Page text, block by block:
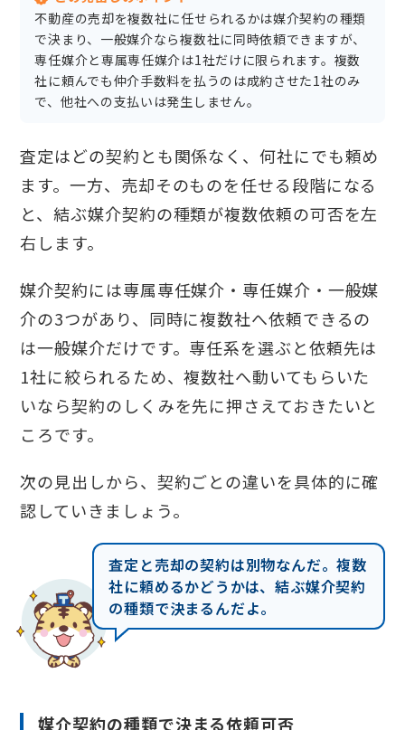
不動産の売却を複数社に任せられるかは媒介契約の種類
で決まり、一般媒介なら複数社に同時依頼できますが、
専任媒介と専属専任媒介は1社だけに限られます。複数
社に頼んでも仲介手数料を払うのは成約させた1社のみ
で、他社への支払いは発生しません。
査定はどの契約とも関係なく、何社にでも頼め
ます。一方、売却そのものを任せる段階になる
と、結ぶ媒介契約の種類が複数依頼の可否を左
右します。
媒介契約には専属専任媒介・専任媒介・一般媒
介の3つがあり、同時に複数社へ依頼できるの
は一般媒介だけです。専任系を選ぶと依頼先は
1社に絞られるため、複数社へ動いてもらいた
いなら契約のしくみを先に押さえておきたいと
ころです。
次の見出しから、契約ごとの違いを具体的に確
認していきましょう。
査定と売却の契約は別物なんだ。複数
社に頼めるかどうかは、結ぶ媒介契約
の種類で決まるんだよ。
媒介契約の種類で決まる依頼可否